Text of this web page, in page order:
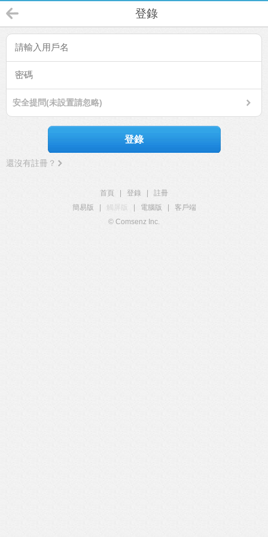
登錄
安全提問(未設置請忽略)
登錄
還沒有註冊？
首頁 登錄
註冊
簡易版
觸屏版 電腦版
客戶端
© Comsenz Inc.